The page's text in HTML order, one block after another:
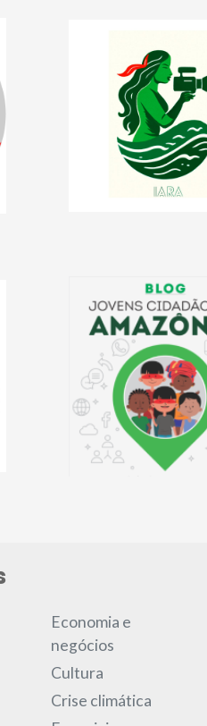
Economia e
negócios
Cultura
Crise climática